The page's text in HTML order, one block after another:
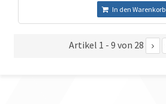
In den Warenkorb
Artikel 1 - 9 von 28